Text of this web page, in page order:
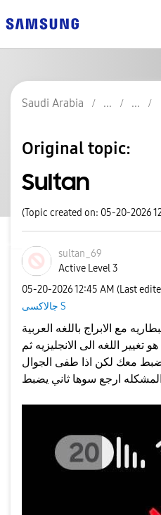
Saudi Arabia
Original topic:
Sultan
(Topic created on: 05-20-2026
sultan_69
Active Level 3
‎05-20-202612:45 AM (Last
جالاكسى S
مع الابراج باللغه العربية
الى 8.5 ,الحل هو تغيير اللغه الى الانجليزيه ثم
معك لكن اذا طفى الجوال